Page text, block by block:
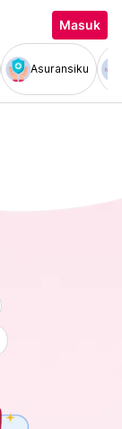
Masuk
Asuransiku